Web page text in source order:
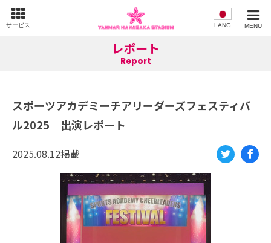
MENU
サービス LANG
レポート
Report
スポーツアカデミーチアリーダーズフェスティバ
ル2025 出演レポート
2025.08.12掲載